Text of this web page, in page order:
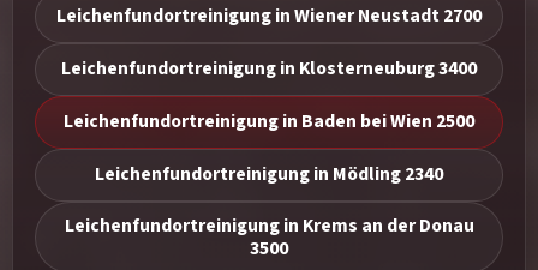
Leichenfundortreinigung in Wiener Neustadt 2700
Leichenfundortreinigung in Klosterneuburg 3400
Leichenfundortreinigung in Baden bei Wien 2500
Leichenfundortreinigung in Mödling 2340
Leichenfundortreinigung in Krems an der Donau
3500